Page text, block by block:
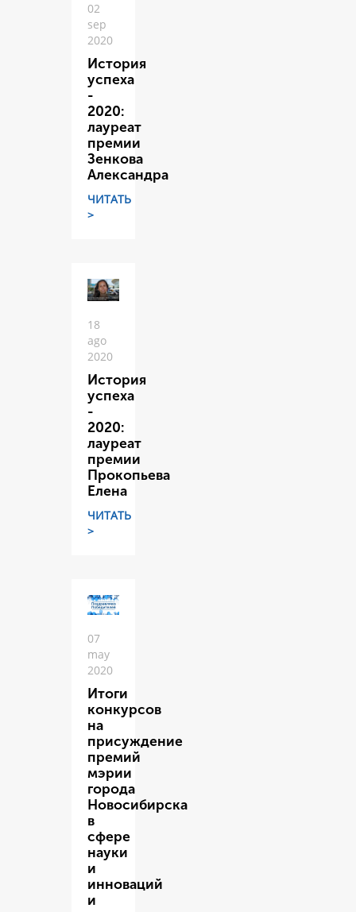
02
sep
2020
История
успеха
-
2020:
лауреат
премии
Зенкова
Александра
ЧИТАТЬ
>
18
ago
2020
История
успеха
-
2020:
лауреат
премии
Прокопьева
Елена
ЧИТАТЬ
>
07
may
2020
Итоги
конкурсов
на
присуждение
премий
мэрии
города
Новосибирска
в
сфере
науки
и
инноваций
и